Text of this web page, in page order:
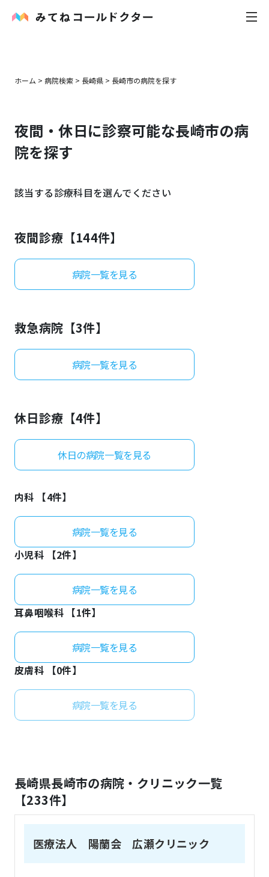
花粉症
感染症
お知らせ
よくあるご質問
ホーム > 病院検索 > 長崎県 > 長崎市の病院を探す
夜間・休日に診察可能な長崎市の病
院を探す
該当する診療科目を選んでください
夜間診療【144件】
病院一覧を見る
救急病院【3件】
病院一覧を見る
休日診療【4件】
休日の病院一覧を見る
内科 【4件】
病院一覧を見る
小児科 【2件】
病院一覧を見る
耳鼻咽喉科 【1件】
病院一覧を見る
皮膚科 【0件】
病院一覧を見る
長崎県長崎市の病院・クリニック一覧
【233件】
医療法人 陽蘭会 広瀬クリニック